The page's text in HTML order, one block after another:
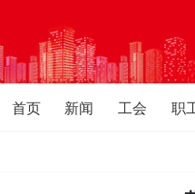
首页 新闻 工会 职